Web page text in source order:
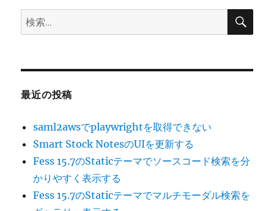
検
索:
検
最近の投稿
saml2awsでplaywrightを取得できない
Smart Stock NotesのUIを更新する
Fess 15.7のStaticテーマでソースコード検索を分
かりやすく表示する
Fess 15.7のStaticテーマでマルチモーダル検索を